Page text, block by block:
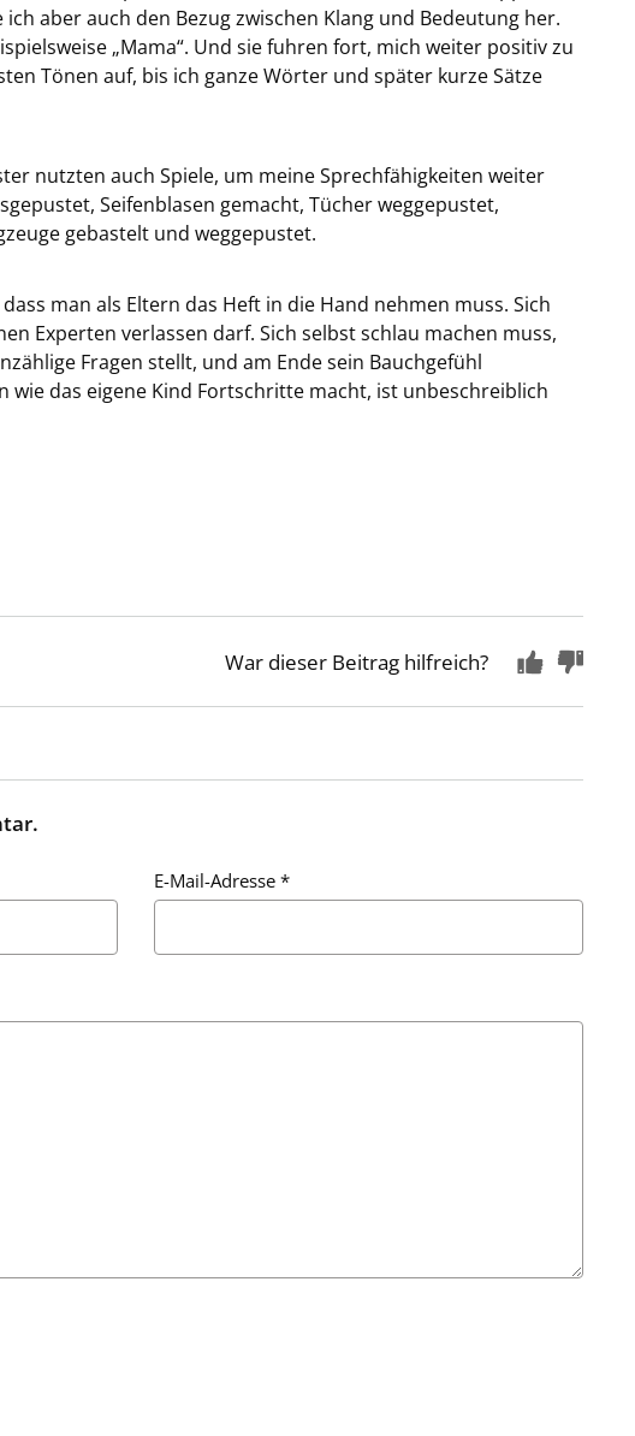
aber auch den Bezug zwischen Klang und Bedeutung her.
„Mama“. Und sie fuhren fort, mich weiter positiv zu
Tönen auf, bis ich ganze Wörter und später kurze Sätze
nutzten auch Spiele, um meine Sprechfähigkeiten weiter
Seifenblasen gemacht, Tücher weggepustet,
gebastelt und weggepustet.
man als Eltern das Heft in die Hand nehmen muss. Sich
Experten verlassen darf. Sich selbst schlau machen muss,
Fragen stellt, und am Ende sein Bauchgefühl
wie das eigene Kind Fortschritte macht, ist unbeschreiblich
War dieser Beitrag hilfreich?
E-Mail-Adresse *